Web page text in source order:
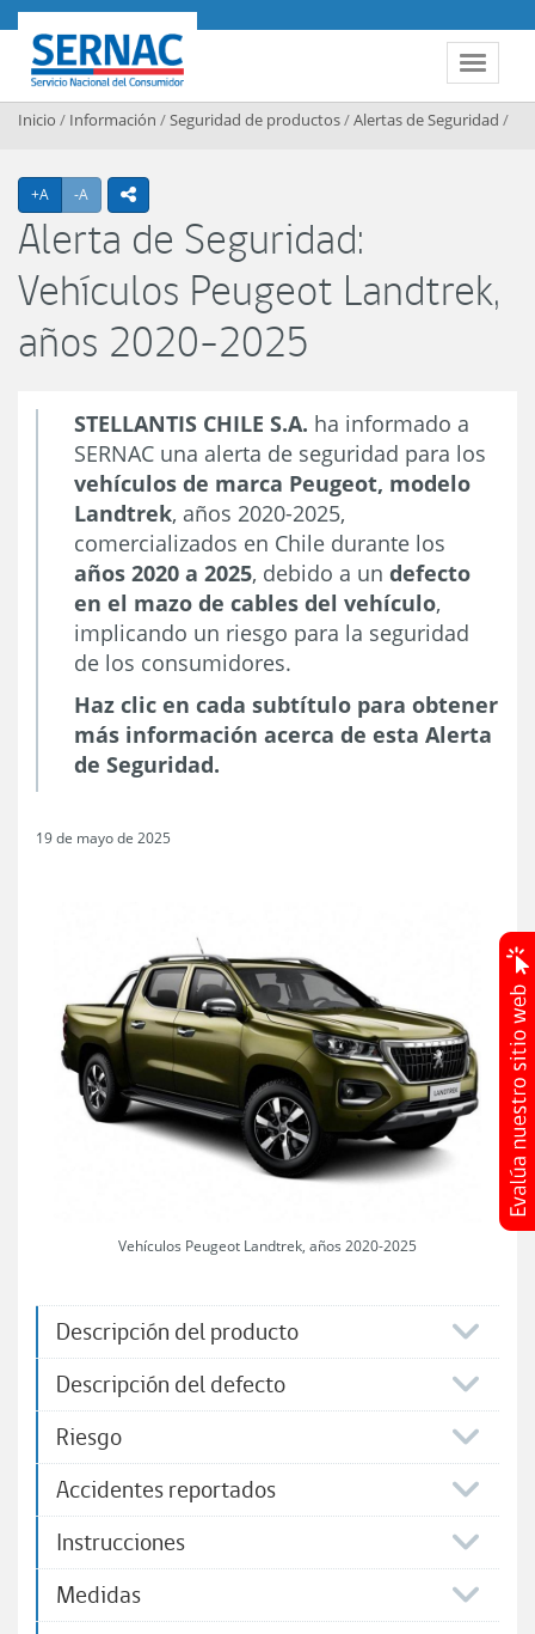
Contenido principal
Toggle
SERNAC
Inicio / Información /Seguridad de productos/Alertas de Seguridad /
+A Agrandar texto
-A Achicar textoicono compartir
Alerta de Seguridad:
Vehículos Peugeot Landtrek,
años 2020-2025
STELLANTIS CHILE S.A. ha informado a
SERNAC una alerta de seguridad para los
vehículos de marca Peugeot, modelo
Landtrek, años 2020-2025,
comercializados en Chile durante los
años 2020 a 2025, debido a un defecto
en el mazo de cables del vehículo,
implicando un riesgo para la seguridad
de los consumidores.
Haz clic en cada subtítulo para obtener
más información acerca de esta Alerta
de Seguridad.
19 de mayo de 2025
Vehículos Peugeot Landtrek, años 2020-2025
Descripción del producto
Descripción del defecto
Riesgo
Accidentes reportados
Instrucciones
Medidas